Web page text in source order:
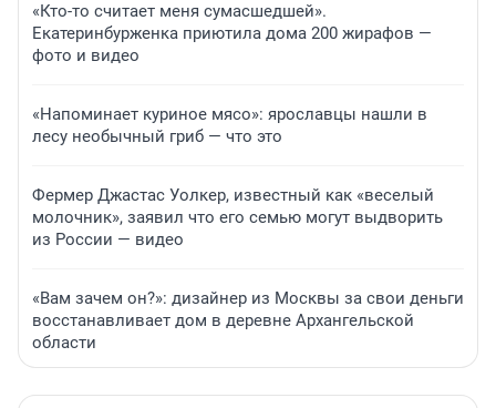
«Кто-то считает меня сумасшедшей».
Екатеринбурженка приютила дома 200 жирафов —
фото и видео
«Напоминает куриное мясо»: ярославцы нашли в
лесу необычный гриб — что это
Фермер Джастас Уолкер, известный как «веселый
молочник», заявил что его семью могут выдворить
из России — видео
«Вам зачем он?»: дизайнер из Москвы за свои деньги
восстанавливает дом в деревне Архангельской
области